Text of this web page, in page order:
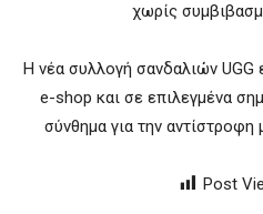
χωρίς
Η νέα συλλογή σανδαλιών UGG
e-shop και σε επιλεγμένα
σύνθημα για την αντίστροφη
Post